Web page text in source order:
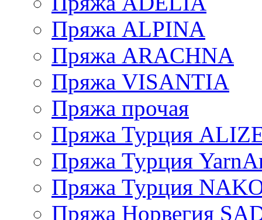
Пряжа ALPINA
Пряжа ARACHNA
Пряжа VISANTIA
Пряжа прочая
Пряжа Турция
Пряжа Турция
Пряжа Турция
Пряжа Норвегия